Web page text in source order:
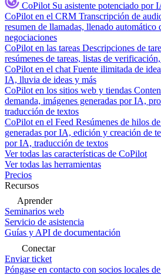
CoPilot Su asistente potenciado por
CoPilot en el CRM Transcripción de
resumen de llamadas, llenado automático
negociaciones
CoPilot en las tareas Descripciones de
resúmenes de tareas, listas de
CoPilot en el chat Fuente ilimitada de
IA, lluvia de ideas y más
CoPilot en los sitios web y tiendas
demanda, imágenes generadas por IA,
traducción de textos
CoPilot en el Feed Resúmenes de hilos
generadas por IA, edición y creación de
por IA, traducción de textos
Ver todas las características de CoPilot
Ver todas las herramientas
Precios
Recursos
Aprender
Seminarios web
Servicio de asistencia
Guías y API de documentación
Conectar
Enviar ticket
Póngase en contacto con socios locales